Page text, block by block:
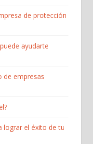
de protección
ayudarte
de empresas
lograr el éxito de tu